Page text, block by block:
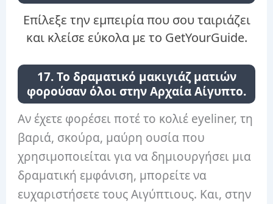
Επίλεξε την εμπειρία που σου ταιριάζει
και κλείσε εύκολα με το GetYourGuide.
17. Το δραματικό μακιγιάζ ματιών
φορούσαν όλοι στην Αρχαία Αίγυπτο.
Αν έχετε φορέσει ποτέ το κολιέ eyeliner, τη
βαριά, σκούρα, μαύρη ουσία που
χρησιμοποιείται για να δημιουργήσει μια
δραματική εμφάνιση, μπορείτε να
ευχαριστήσετε τους Αιγύπτιους. Και, στην